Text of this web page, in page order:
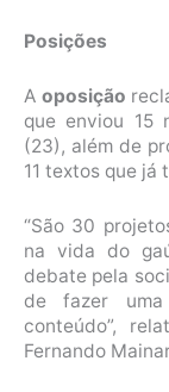
Posições
A oposição
que enviou 15
(23), além de
11 textos que já
“São 30
na vida do
debate pela
de fazer
conteúdo”,
Fernando